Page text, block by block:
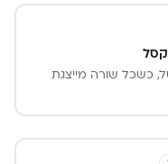
כשכל שורה מייצגת